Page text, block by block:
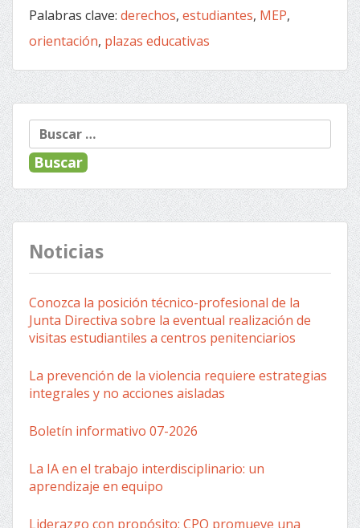
Palabras clave: derechos, estudiantes, MEP,
orientación, plazas educativas
Buscar:
Noticias
Conozca la posición técnico-profesional de la
Junta Directiva sobre la eventual realización de
visitas estudiantiles a centros penitenciarios
La prevención de la violencia requiere estrategias
integrales y no acciones aisladas
Boletín informativo 07-2026
La IA en el trabajo interdisciplinario: un
aprendizaje en equipo
Liderazgo con propósito: CPO promueve una